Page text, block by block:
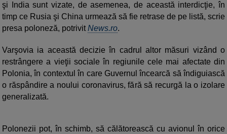
şi India sunt vizate, de asemenea, de această interdicţie, în
timp ce Rusia şi China urmează să fie retrase de pe listă, scrie
presa poloneză, potrivitNews.ro.
Varşovia ia această decizie în cadrul altor măsuri vizând o
restrângere a vieţii sociale în regiunile cele mai afectate din
Polonia, în contextul în care Guvernul încearcă să îndiguiască
o răspândire a noului coronavirus, fără să recurgă la o izolare
generalizată.
Polonezii pot, în schimb, să călătorească cu avionul în orice